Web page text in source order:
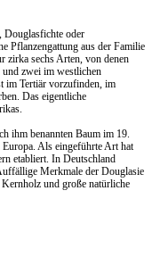
Douglasfichte oder
Pflanzengattung aus der Familie
zirka sechs Arten, von denen
zwei im westlichen
im Tertiär vorzufinden, im
Das eigentliche
ihm benannten Baum im 19.
Als eingeführte Art hat
etabliert. In Deutschland
Merkmale der Douglasie
und große natürliche